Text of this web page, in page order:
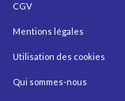
CGV
Mentions légales
Utilisation des cookies
Qui sommes-nous